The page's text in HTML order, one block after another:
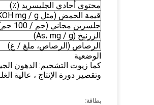
محتوى أحادي الجليسريد (٪)
قيمة الحمض (مثل KOH mg / g)
جلسرين مجاني (جم / 100 جم)
الزرنيخ (As، mg / g)
الرصاص (الرصاص، ملغ / غ)
الوضعية
كما زيوت التشحيم: الدهون
وتقصير دورة الإنتاج ، عالية
بطاقة: